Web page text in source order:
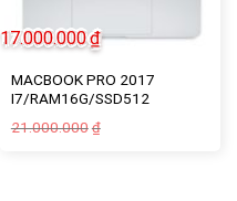
MACBOOK PRO 2017
I7/RAM16G/SSD512
21.000.000 ₫
17.000.000₫